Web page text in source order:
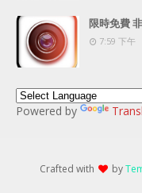
限時免費
7:59 下午
Powered by
Crafted with by